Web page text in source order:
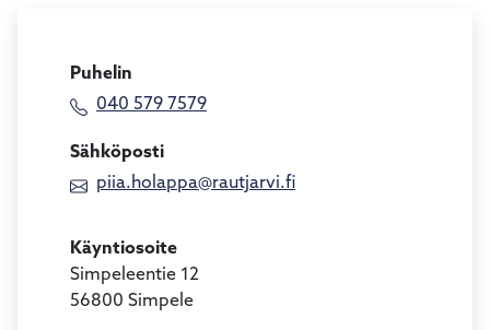
Puhelin
040 579 7579
Sähköposti
piia.holappa@rautjarvi.fi
Käyntiosoite
Simpeleentie 12
56800 Simpele